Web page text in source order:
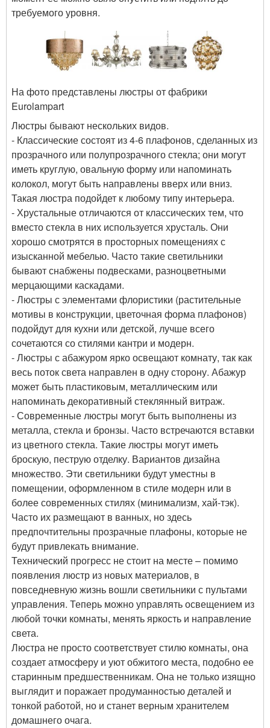
требуемого уровня.
На фото представлены люстры от фабрики
Eurolampart
Люстры бывают нескольких видов.
- Классические состоят из 4-6 плафонов, сделанных из
прозрачного или полупрозрачного стекла; они могут
иметь круглую, овальную форму или напоминать
колокол, могут быть направлены вверх или вниз.
Такая люстра подойдет к любому типу интерьера.
- Хрустальные отличаются от классических тем, что
вместо стекла в них используется хрусталь. Они
хорошо смотрятся в просторных помещениях с
изысканной мебелью. Часто такие светильники
бывают снабжены подвесками, разноцветными
мерцающими каскадами.
- Люстры с элементами флористики (растительные
мотивы в конструкции, цветочная форма плафонов)
подойдут для кухни или детской, лучше всего
сочетаются со стилями кантри и модерн.
- Люстры с абажуром ярко освещают комнату, так как
весь поток света направлен в одну сторону. Абажур
может быть пластиковым, металлическим или
напоминать декоративный стеклянный витраж.
- Современные люстры могут быть выполнены из
металла, стекла и бронзы. Часто встречаются вставки
из цветного стекла. Такие люстры могут иметь
броскую, пеструю отделку. Вариантов дизайна
множество. Эти светильники будут уместны в
помещении, оформленном в стиле модерн или в
более современных стилях (минимализм, хай-тэк).
Часто их размещают в ванных, но здесь
предпочтительны прозрачные плафоны, которые не
будут привлекать внимание.
Технический прогресс не стоит на месте – помимо
появления люстр из новых материалов, в
повседневную жизнь вошли светильники с пультами
управления. Теперь можно управлять освещением из
любой точки комнаты, менять яркость и направление
света.
Люстра не просто соответствует стилю комнаты, она
создает атмосферу и уют обжитого места, подобно ее
старинным предшественникам. Она не только изящно
выглядит и поражает продуманностью деталей и
тонкой работой, но и станет верным хранителем
домашнего очага.